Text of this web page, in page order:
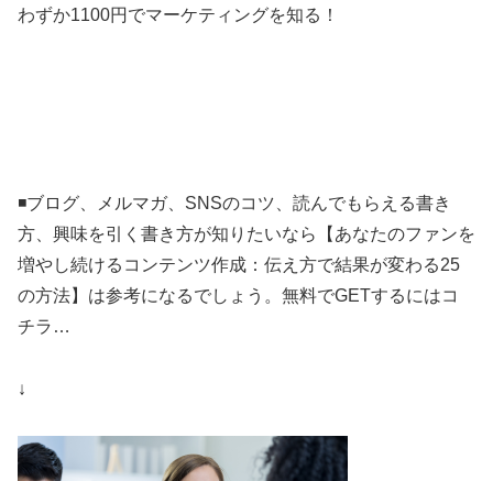
わずか1100円でマーケティングを知る！
◾️ブログ、メルマガ、SNSのコツ、読んでもらえる書き
方、興味を引く書き方が知りたいなら【あなたのファンを
増やし続けるコンテンツ作成：伝え方で結果が変わる25
の方法】は参考になるでしょう。無料でGETするにはコ
チラ…
↓